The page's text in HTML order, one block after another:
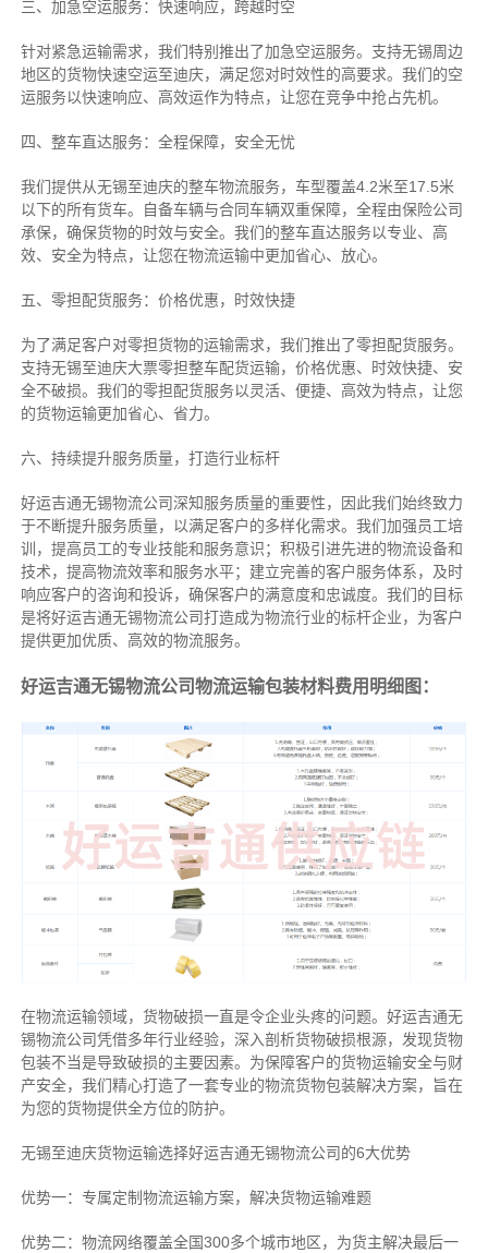
三、加急空运服务：快速响应，跨越时空
针对紧急运输需求，我们特别推出了加急空运服务。支持无锡周边
地区的货物快速空运至迪庆，满足您对时效性的高要求。我们的空
运服务以快速响应、高效运作为特点，让您在竞争中抢占先机。
四、整车直达服务：全程保障，安全无忧
我们提供从无锡至迪庆的整车物流服务，车型覆盖4.2米至17.5米
以下的所有货车。自备车辆与合同车辆双重保障，全程由保险公司
承保，确保货物的时效与安全。我们的整车直达服务以专业、高
效、安全为特点，让您在物流运输中更加省心、放心。
五、零担配货服务：价格优惠，时效快捷
为了满足客户对零担货物的运输需求，我们推出了零担配货服务。
支持无锡至迪庆大票零担整车配货运输，价格优惠、时效快捷、安
全不破损。我们的零担配货服务以灵活、便捷、高效为特点，让您
的货物运输更加省心、省力。
六、持续提升服务质量，打造行业标杆
好运吉通无锡物流公司深知服务质量的重要性，因此我们始终致力
于不断提升服务质量，以满足客户的多样化需求。我们加强员工培
训，提高员工的专业技能和服务意识；积极引进先进的物流设备和
技术，提高物流效率和服务水平；建立完善的客户服务体系，及时
响应客户的咨询和投诉，确保客户的满意度和忠诚度。我们的目标
是将好运吉通无锡物流公司打造成为物流行业的标杆企业，为客户
提供更加优质、高效的物流服务。
好运吉通无锡物流公司物流运输包装材料费用明细图：
在物流运输领域，货物破损一直是令企业头疼的问题。好运吉通无
锡物流公司凭借多年行业经验，深入剖析货物破损根源，发现货物
包装不当是导致破损的主要因素。为保障客户的货物运输安全与财
产安全，我们精心打造了一套专业的物流货物包装解决方案，旨在
为您的货物提供全方位的防护。
无锡至迪庆货物运输选择好运吉通无锡物流公司的6大优势
优势一：专属定制物流运输方案，解决货物运输难题
优势二：物流网络覆盖全国300多个城市地区，为货主解决最后一